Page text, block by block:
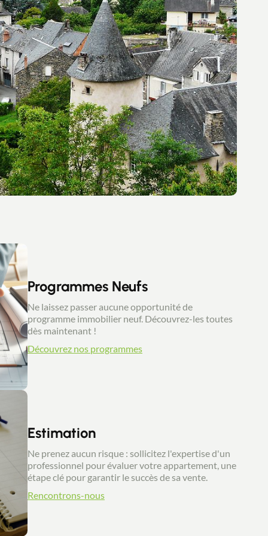
Programmes Neufs
Ne laissez passer aucune opportunité de
programme immobilier neuf. Découvrez-les toutes
dès maintenant !
Découvrez nos programmes
Estimation
Ne prenez aucun risque : sollicitez l'expertise d'un
professionnel pour évaluer votre appartement, une
étape clé pour garantir le succès de sa vente.
Rencontrons-nous